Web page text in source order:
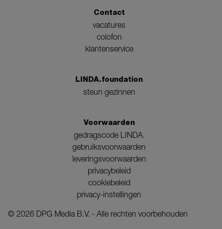
Contact
vacatures
colofon
klantenservice
LINDA.foundation
steun gezinnen
Voorwaarden
gedragscode LINDA.
gebruiksvoorwaarden
leveringsvoorwaarden
privacybeleid
cookiebeleid
privacy-instellingen
© 2026 DPG Media B.V. - Alle rechten voorbehouden